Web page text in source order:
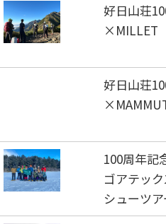
好日山荘
×MILLET
好日山荘
100周年記
ゴアテッ
シューツア